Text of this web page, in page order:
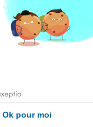
patrimoine
un
peur de
peur
tous les